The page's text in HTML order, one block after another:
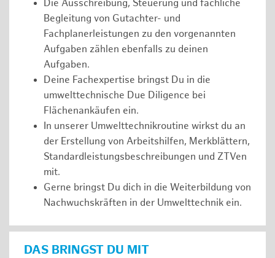
Die Ausschreibung, Steuerung und fachliche
Begleitung von Gutachter- und
Fachplanerleistungen zu den vorgenannten
Aufgaben zählen ebenfalls zu deinen
Aufgaben.
Deine Fachexpertise bringst Du in die
umwelttechnische Due Diligence bei
Flächenankäufen ein.
In unserer Umwelttechnikroutine wirkst du an
der Erstellung von Arbeitshilfen, Merkblättern,
Standardleistungsbeschreibungen und ZTVen
mit.
Gerne bringst Du dich in die Weiterbildung von
Nachwuchskräften in der Umwelttechnik ein.
DAS BRINGST DU MIT